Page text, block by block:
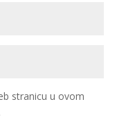
stranicu u ovom